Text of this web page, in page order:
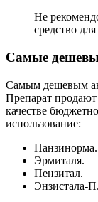
Не
средство
Самые
Самым дешевым
Препарат продают
качестве
использование:
Панзинорма.
Эрмиталя.
Пензитал.
Энзистала-П.